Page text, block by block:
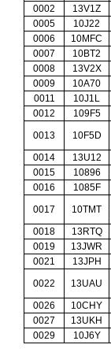
0002
13V1Z
0005
10J22
0006
10MFC
0007
10BT2
0008
13V2X
0009
10A70
0011
10J1L
0012
109F5
0013
10F5D
0014
13U12
0015
10896
0016
1085F
0017
10TMT
0018
13RTQ
0019
13JWR
0021
13JPH
0022
13UAU
0026
10CHY
0027
13UKH
0029
10J6Y